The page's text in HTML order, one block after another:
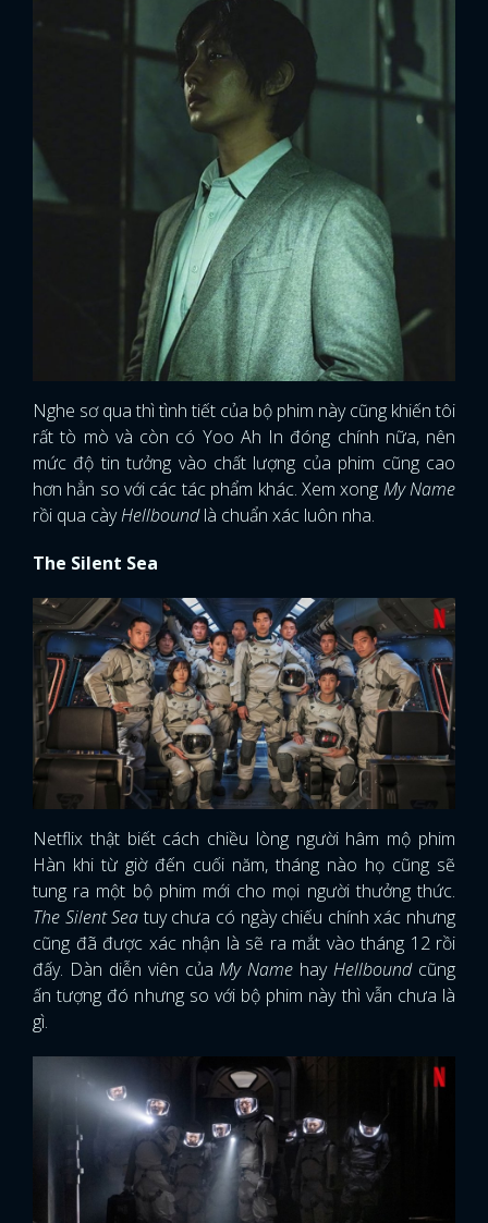
Nghe sơ qua thì tình tiết của bộ phim này cũng khiến tôi
rất tò mò và còn có Yoo Ah In đóng chính nữa, nên
mức độ tin tưởng vào chất lượng của phim cũng cao
hơn hẳn so với các tác phẩm khác. Xem xong My Name
rồi qua càyHellboundlà chuẩn xác luôn nha.
The Silent Sea
Netflix thật biết cách chiều lòng người hâm mộ phim
Hàn khi từ giờ đến cuối năm, tháng nào họ cũng sẽ
tung ra một bộ phim mới cho mọi người thưởng thức.
The Silent Sea tuy chưa có ngày chiếu chính xác nhưng
cũng đã được xác nhận là sẽ ra mắt vào tháng 12 rồi
đấy. Dàn diễn viên củaMy Name hayHellboundcũng
ấn tượng đó nhưng so với bộ phim này thì vẫn chưa là
gì.